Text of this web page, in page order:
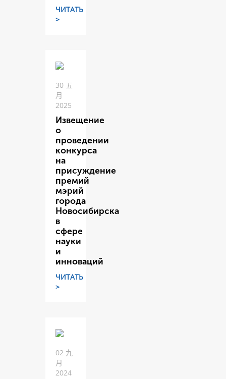
ЧИТАТЬ
>
30 五
月
2025
Извещение
о
проведении
конкурса
на
присуждение
премий
мэрий
города
Новосибирска
в
сфере
науки
и
инноваций
ЧИТАТЬ
>
02 九
月
2024